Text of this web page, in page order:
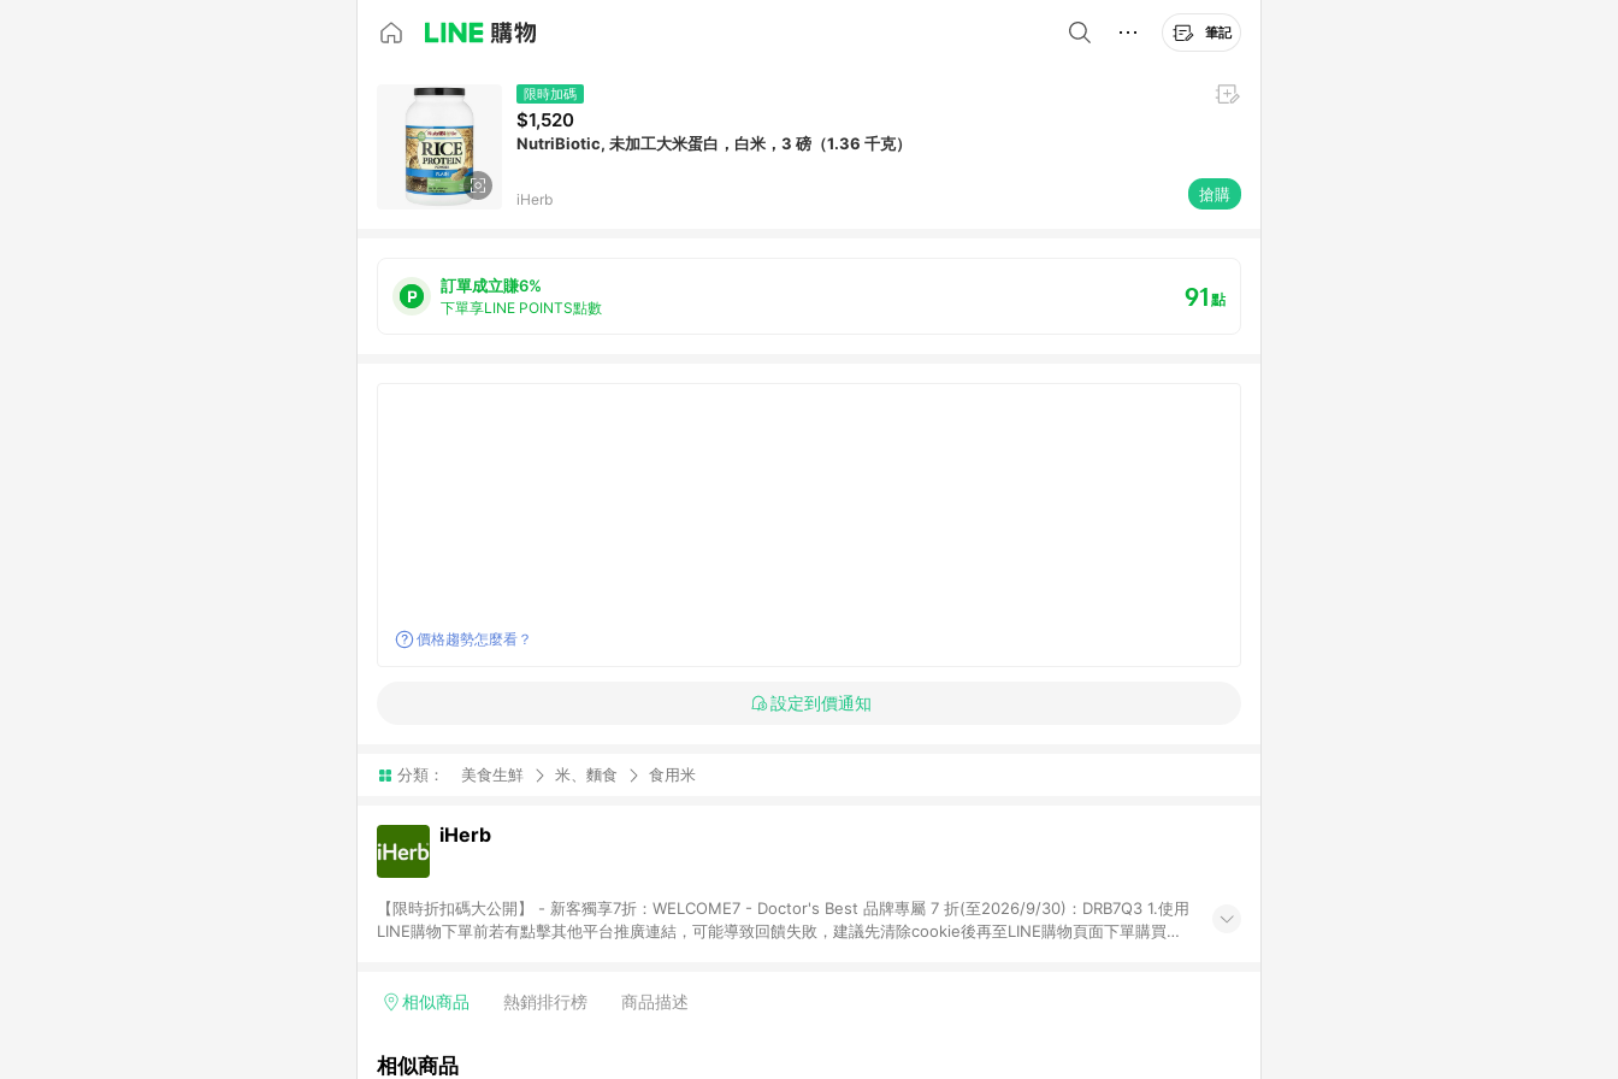
筆記
限時加碼
$1,520
NutriBiotic, 未加工大米蛋白，白米，3 磅（1.36 千克）
iHerb 搶購
訂單成立賺6%
下單享LINE POINTS點數 91點
價格趨勢怎麼看？
設定到價通知
分類： 美食生鮮 米、麵食 食用米
iHerb
【限時折扣碼大公開】 - 新客獨享7折：WELCOME7 - Doctor's Best 品牌專屬 7 折(至2026/9/30)：DRB7Q3 1.使用
LINE購物下單前若有點擊其他平台推廣連結，可能導致回饋失敗，建議先清除cookie後再至LINE購物頁面下單購買。
勵金） 、英文數字亂數組合，如abc567、xyz987等。） 3. iHerb App下單不符合點數回饋資格。 4.符合贈點資格
需確認訂單回饋資格，僅提供訂購後60天內的訂單查詢。 9.多筆訂單連續下單 : 每一筆訂單皆需獨立從LINE購物完成
相似商品 熱銷排行榜 商品描述
相似商品